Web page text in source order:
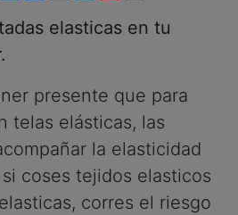
elasticas en tu
presente que para
telas elásticas, las
la elasticidad
coses tejidos elasticos
corres el riesgo